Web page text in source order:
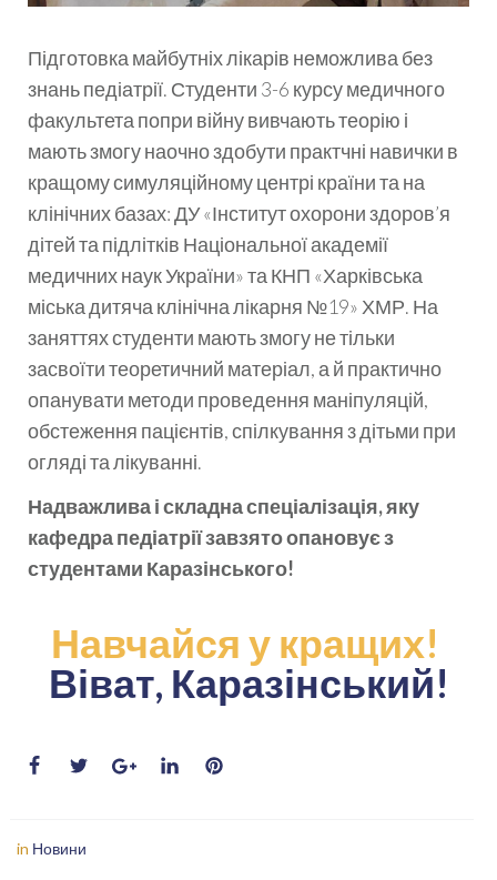
Підготовка майбутніх лікарів неможлива без
знань педіатрії. Студенти 3-6 курсу медичного
факультета попри війну вивчають теорію і
мають змогу наочно здобути практчні навички в
кращому симуляційному центрі країни та на
клінічних базах: ДУ «Інститут охорони здоров’я
дітей та підлітків Національної академії
медичних наук України» та КНП «Харківська
міська дитяча клінічна лікарня №19» ХМР. На
заняттях студенти мають змогу не тільки
засвоїти теоретичний матеріал, а й практично
опанувати методи проведення маніпуляцій,
обстеження пацієнтів, спілкування з дітьми при
огляді та лікуванні.
Надважлива і складна спеціалізація, яку
кафедра педіатрії завзято опановує з
студентами Каразінського!
Навчайся у кращих!
Віват, Каразінський!
in Новини